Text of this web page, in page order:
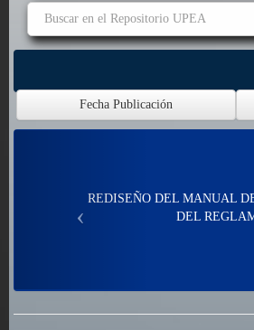
REDISEÑO DEL MANUAL
DEL